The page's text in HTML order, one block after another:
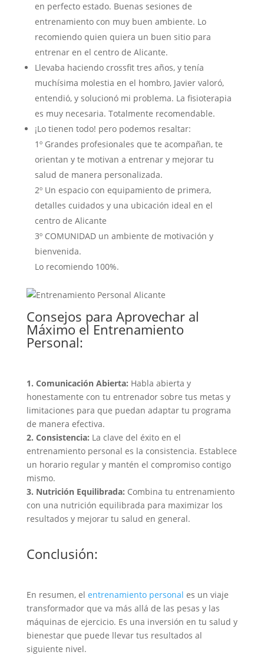
en perfecto estado. Buenas sesiones de
entrenamiento con muy buen ambiente. Lo
recomiendo quien quiera un buen sitio para
entrenar en el centro de Alicante.
Llevaba haciendo crossfit tres años, y tenía
muchísima molestia en el hombro, Javier valoró,
entendió, y solucionó mi problema. La fisioterapia
es muy necesaria. Totalmente recomendable.
¡Lo tienen todo! pero podemos resaltar:
1º Grandes profesionales que te acompañan, te
orientan y te motivan a entrenar y mejorar tu
salud de manera personalizada.
2º Un espacio con equipamiento de primera,
detalles cuidados y una ubicación ideal en el
centro de Alicante
3º COMUNIDAD un ambiente de motivación y
bienvenida.
Lo recomiendo 100%.
Consejos para Aprovechar al
Máximo el Entrenamiento
Personal:
1. Comunicación Abierta: Habla abierta y
honestamente con tu entrenador sobre tus metas y
limitaciones para que puedan adaptar tu programa
de manera efectiva.
2. Consistencia: La clave del éxito en el
entrenamiento personal es la consistencia. Establece
un horario regular y mantén el compromiso contigo
mismo.
3. Nutrición Equilibrada: Combina tu entrenamiento
con una nutrición equilibrada para maximizar los
resultados y mejorar tu salud en general.
Conclusión:
En resumen, el entrenamiento personal es un viaje
transformador que va más allá de las pesas y las
máquinas de ejercicio. Es una inversión en tu salud y
bienestar que puede llevar tus resultados al
siguiente nivel.